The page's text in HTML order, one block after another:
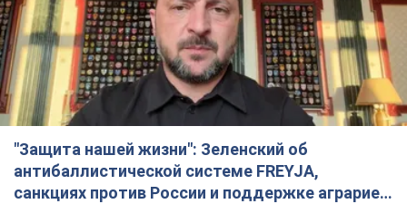
"Защита нашей жизни": Зеленский об
антибаллистической системе FREYJA,
санкциях против России и поддержке аграриев.